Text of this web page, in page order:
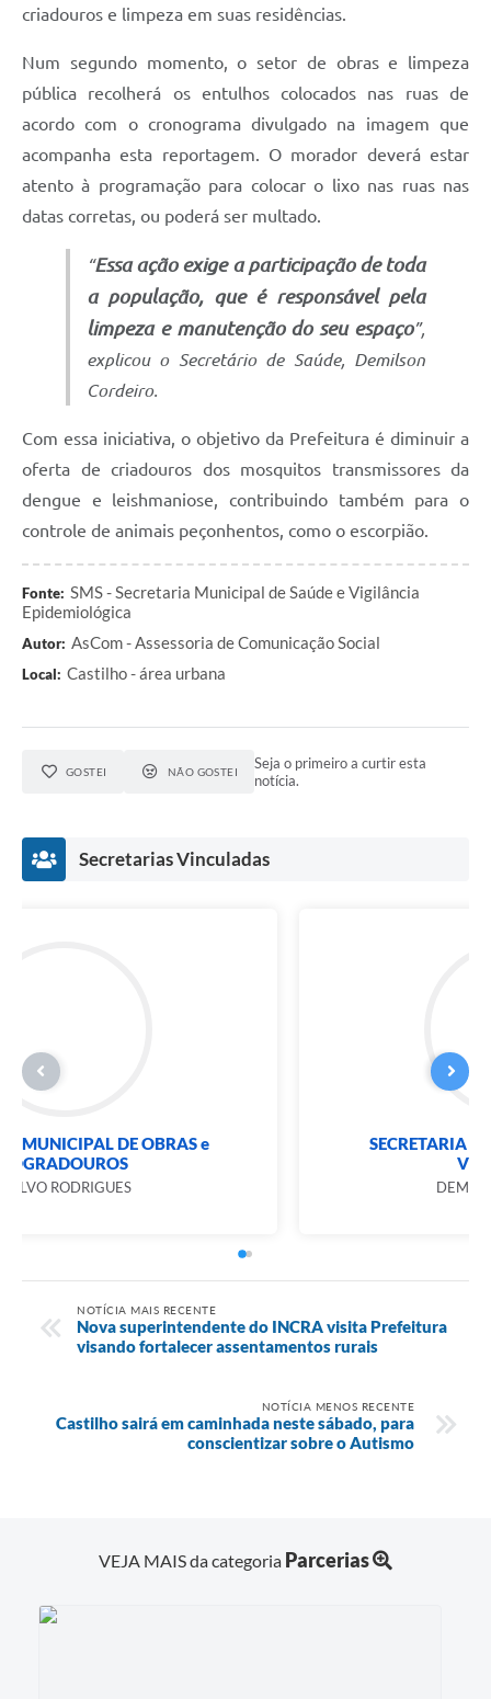
Legislação
Serviços Online
A Prefeitura
Agenda
criadouros e limpeza em suas residências.
Num segundo momento, o setor de obras e limpeza
pública recolherá os entulhos colocados nas ruas de
acordo com o cronograma divulgado na imagem que
acompanha esta reportagem. O morador deverá estar
atento à programação para colocar o lixo nas ruas nas
datas corretas, ou poderá ser multado.
“Essa ação exige a participação de toda
a população, que é responsável pela
limpeza e manutenção do seu espaço”,
explicou o Secretário de Saúde, Demilson
Cordeiro.
Com essa iniciativa, o objetivo da Prefeitura é diminuir a
oferta de criadouros dos mosquitos transmissores da
dengue e leishmaniose, contribuindo também para o
controle de animais peçonhentos, como o escorpião.
Fonte: SMS - Secretaria Municipal de Saúde e Vigilância
Epidemiológica
Autor: AsCom - Assessoria de Comunicação Social
Local: Castilho - área urbana
GOSTEI NÃO GOSTEI
Seja o primeiro a curtir esta
notícia.
Secretarias Vinculadas
SECRETARIA MUNICIPAL DE OBRAS e
NOTÍCIA MAIS RECENTE
Nova superintendente do INCRA visita Prefeitura
visando fortalecer assentamentos rurais
NOTÍCIA MENOS RECENTE
Castilho sairá em caminhada neste sábado, para
conscientizar sobre o Autismo
VEJA MAIS da categoria Parcerias